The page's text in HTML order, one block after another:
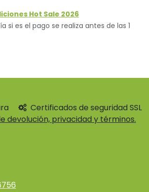
Hot Sale 2026
si es el pago se realiza antes de las 1
Certificados de seguridad SSL
devolución, privacidad y términos.